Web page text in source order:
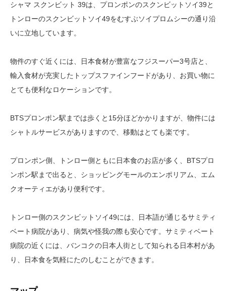
シャマ スクンビット 39は、プロンポンのスクンビットソイ39と
トンローのスクンビットソイ49をむすぶソイプロムシーの通り沿
いに立地しています。
物件のすぐ近くには、日本食材が豊富なフジスーパー3号店と、
輸入食材が充実したトップスファインフードがあり、お買い物に
とても便利なロケーションです。
BTSプロンポン駅までは歩くと15分ほどかかりますが、物件には
シャトルサービスがありますので、移動はとても楽です。
プロンポン側、トンロー側ともに日本食のお店が多く、BTSプロ
ンポン駅まで出ると、ショッピングモールのエンポリアム、エム
クオーティエがあり便利です。
トンロー側のスクンビットソイ49には、日本語が通じるサミティ
ベート病院があり、病気や怪我の際も安心です。サミティベート
病院の近くには、バンコクの日本人街として知られる日本村があ
り、日本食を気軽にたのしむことができます。